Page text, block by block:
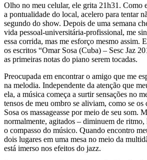
Olho no meu celular, ele grita 21h31. Como
a pontualidade do local, acelero para tentar
segundo do show. Depois de uma semana
vida pessoal-universitária-profissional, me
essa corrida, mas me esforço mesmo assim.
os escritos “Omar Sosa (Cuba) – Sesc Jaz
as primeiras notas do piano serem tocadas.
Preocupada em encontrar o amigo que me
na melodia. Independente da atenção que
ela, a música começa a surtir sensações no
tensos de meu ombro se aliviam, como se
Sosa os massageasse por meio de seu som.
normalmente, agitados – diminuem de
o compasso do músico. Quando encontro
dois lugares em uma mesa no meio da
está imerso nos efeitos do jazz.